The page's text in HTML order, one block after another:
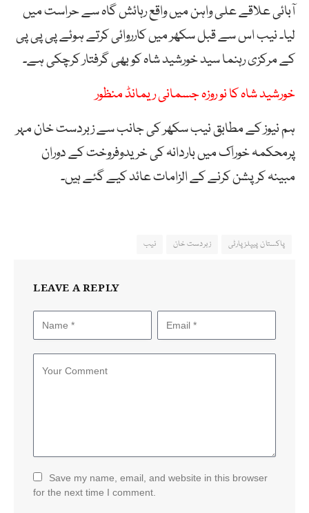
آبائی علاقے علی واہن میں واقع رہائش گاہ سے حراست میں
لیا۔ نیب اس سے قبل سکھر میں کارروائی کرتے ہوئے پی پی پی
کے مرکزی رہنما سید خورشید شاہ کو بھی گرفتار کرچکی ہے۔
خورشید شاہ کا نو روزہ جسمانی ریمانڈ منظور
ہم نیوز کے مطابق نیب سکھر کی جانب سے زبردست خان مہر
پرمحکمہ خوراک میں باردانہ کی خریدوفروخت کے دوران
مبینہ کرپشن کرنے کے الزامات عائد کیے گئے ہیں۔
پاکستان پیپلزپارٹی زبردست خان نیب
LEAVE A REPLY
Save my name, email, and website in this browser
for the next time I comment.